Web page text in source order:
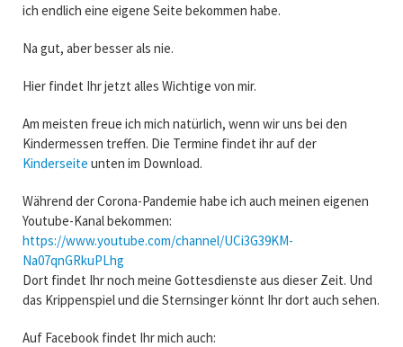
ich endlich eine eigene Seite bekommen habe.
Na gut, aber besser als nie.
Hier findet Ihr jetzt alles Wichtige von mir.
Am meisten freue ich mich natürlich, wenn wir uns bei den
Kindermessen treffen. Die Termine findet ihr auf der
Kinderseite unten im Download.
Während der Corona-Pandemie habe ich auch meinen eigenen
Youtube-Kanal bekommen:
https://www.youtube.com/channel/UCi3G39KM-
Na07qnGRkuPLhg
Dort findet Ihr noch meine Gottesdienste aus dieser Zeit. Und
das Krippenspiel und die Sternsinger könnt Ihr dort auch sehen.
Auf Facebook findet Ihr mich auch: